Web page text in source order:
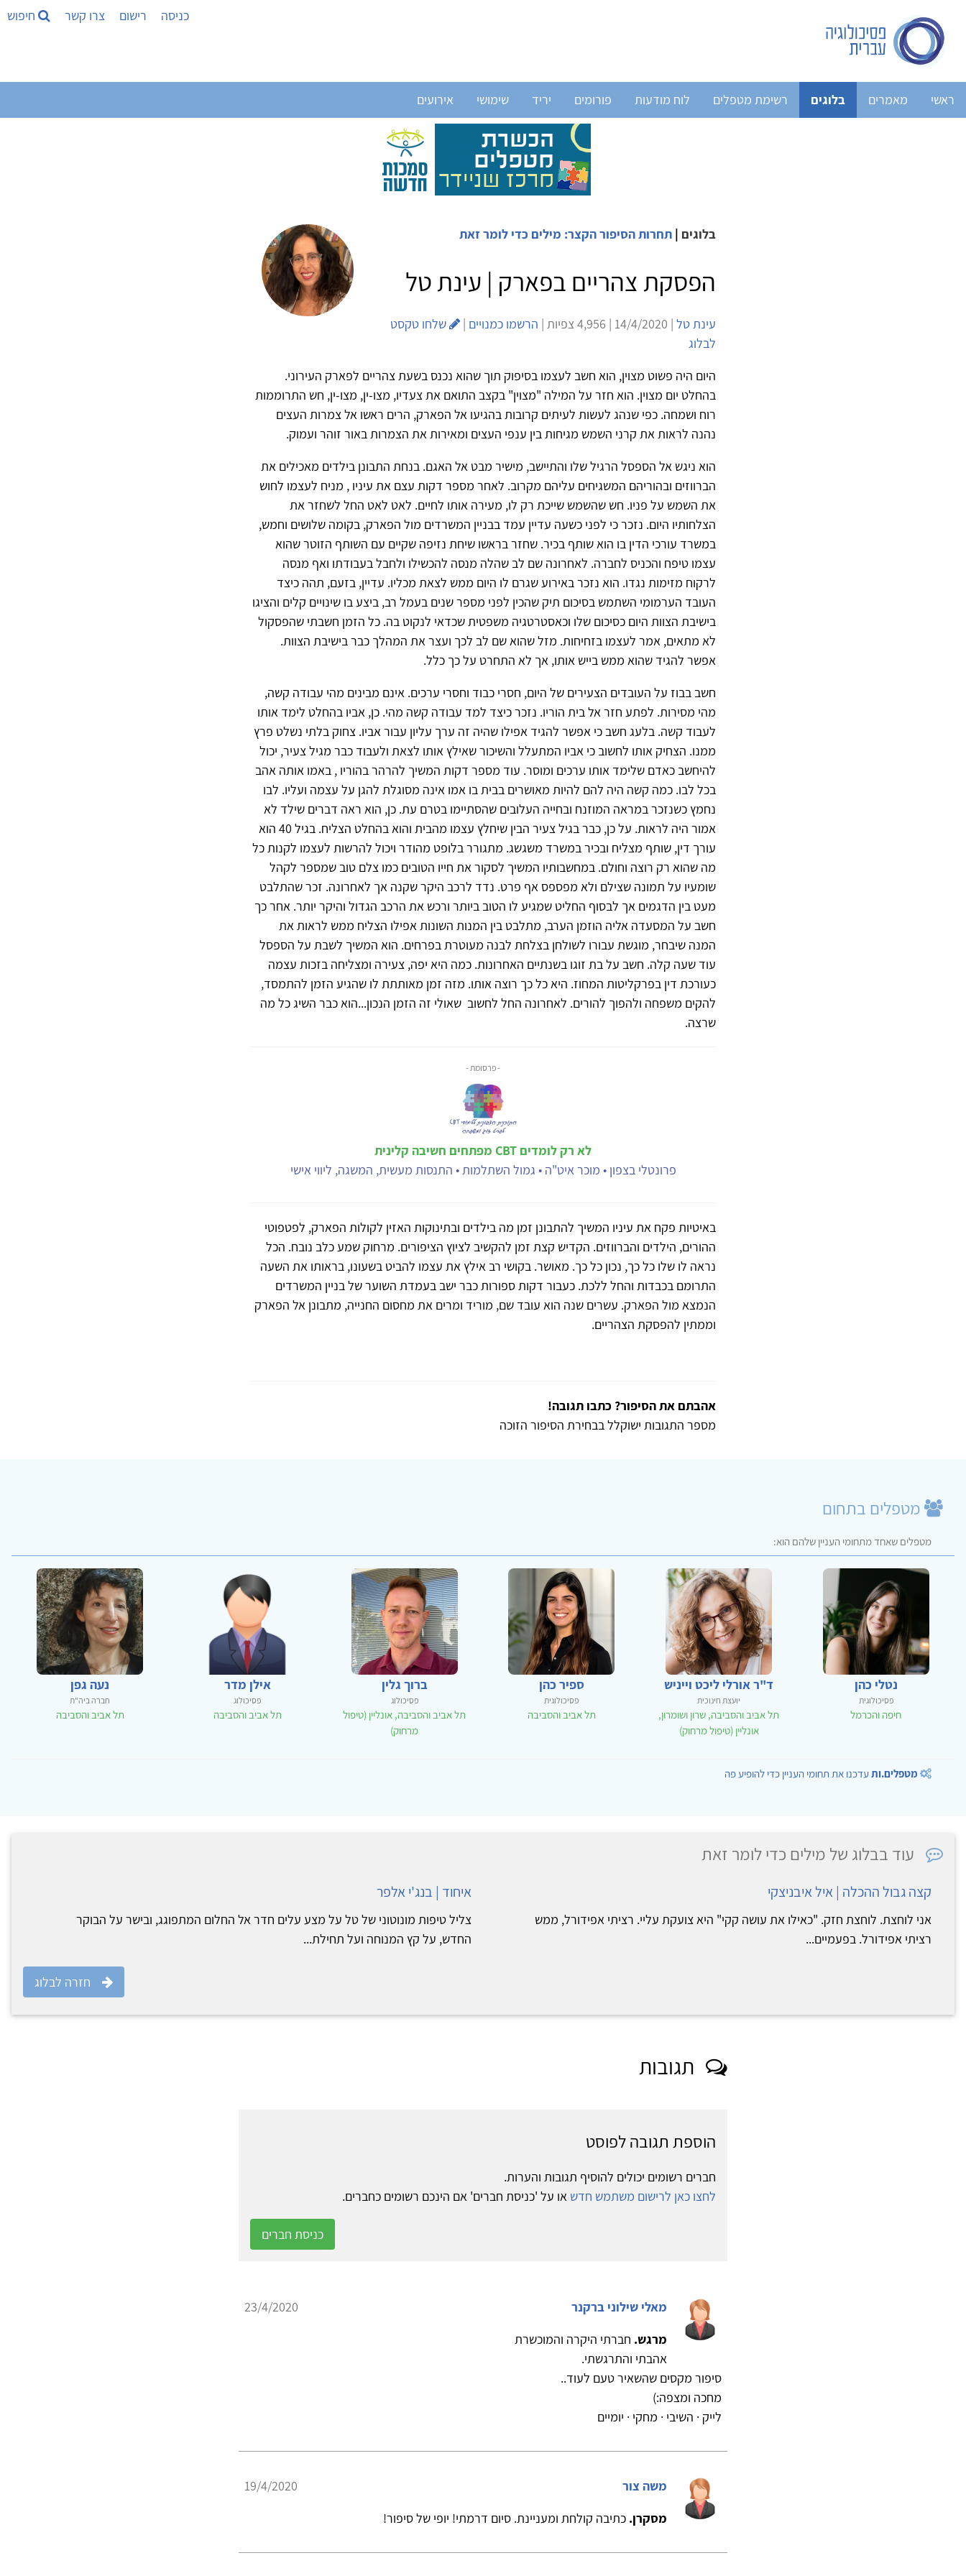
כניסה רישום צרו קשר חיפוש
ראשי מאמרים בלוגים רשימת מטפלים לוח מודעות פורומים יריד שימושי אירועים
בלוגים | תחרות הסיפור הקצר: מילים כדי לומר זאת
הפסקת צהריים בפארק | עינת טל
עינת טל | 14/4/2020 | 4,956 צפיות | הרשמו כמנויים |
שלחו טקסט
לבלוג
היום היה פשוט מצוין, הוא חשב לעצמו בסיפוק תוך שהוא נכנס בשעת צהריים לפארק העירוני.
בהחלט יום מצוין. הוא חזר על המילה "מצוין" בקצב התואם את צעדיו, מצו-ין, מצו-ין, חש התרוממות
רוח ושמחה. כפי שנהג לעשות לעיתים קרובות בהגיעו אל הפארק, הרים ראשו אל צמרות העצים
נהנה לראות את קרני השמש מגיחות בין ענפי העצים ומאירות את הצמרות באור זוהר ועמוק.
הוא ניגש אל הספסל הרגיל שלו והתיישב, מישיר מבט אל האגם. בנחת התבונן בילדים מאכילים את
הברווזים ובהוריהם המשגיחים עליהם מקרוב. לאחר מספר דקות עצם את עיניו , מניח לעצמו לחוש
את השמש על פניו. חש שהשמש שייכת רק לו, מעירה אותו לחיים. לאט לאט החל לשחזר את
הצלחותיו היום. נזכר כי לפני כשעה עדיין עמד בבניין המשרדים מול הפארק, בקומה שלושים וחמש,
במשרד עורכי הדין בו הוא שותף בכיר. שחזר בראשו שיחת נזיפה שקיים עם השותף הזוטר שהוא
עצמו טיפח והכניס לחברה. לאחרונה שם לב שהלה מנסה להכשילו ולחבל בעבודתו ואף מנסה
לרקוח מזימות נגדו. הוא נזכר באירוע שגרם לו היום ממש לצאת מכליו. עדיין, בזעם, תהה כיצד
העובד הערמומי השתמש בסיכום תיק שהכין לפני מספר שנים בעמל רב, ביצע בו שינויים קלים והציגו
בישיבת הצוות היום כסיכום שלו וכאסטרטגיה משפטית שכדאי לנקוט בה. כל הזמן חשבתי שהפסקול
לא מתאים, אמר לעצמו בזחיחות. מזל שהוא שם לב לכך ועצר את המהלך כבר בישיבת הצוות.
אפשר להגיד שהוא ממש בייש אותו, אך לא התחרט על כך כלל.
חשב בבוז על העובדים הצעירים של היום, חסרי כבוד וחסרי ערכים. אינם מבינים מהי עבודה קשה,
מהי מסירות. לפתע חזר אל בית הוריו. נזכר כיצד למד עבודה קשה מהי. כן, אביו בהחלט לימד אותו
לעבוד קשה. בלעג חשב כי אפשר להגיד אפילו שהיה זה ערך עליון עבור אביו. צחוק בלתי נשלט פרץ
ממנו. הצחיק אותו לחשוב כי אביו המתעלל והשיכור שאילץ אותו לצאת ולעבוד כבר מגיל צעיר, יכול
להיחשב כאדם שלימד אותו ערכים ומוסר. עוד מספר דקות המשיך להרהר בהוריו , באמו אותה אהב
בכל לבו. כמה קשה היה להם להיות מאושרים בבית בו אמו אינה מסוגלת להגן על עצמה ועליו. לבו
נחמץ כשנזכר במראה המוזנח ובחייה העלובים שהסתיימו בטרם עת. כן, הוא ראה דברים שילד לא
אמור היה לראות. על כן, כבר בגיל צעיר הבין שיחלץ עצמו מהבית והוא בהחלט הצליח. בגיל 40 הוא
עורך דין, שותף מצליח ובכיר במשרד משגשג. מתגורר בלופט מהודר ויכול להרשות לעצמו לקנות כל
מה שהוא רק רוצה וחולם. במחשבותיו המשיך לסקור את חייו הטובים כמו צלם טוב שמספר לקהל
שומעיו על תמונה שצילם ולא מפספס אף פרט. נדד לרכב היקר שקנה אך לאחרונה. זכר שהתלבט
מעט בין הדגמים אך לבסוף החליט שמגיע לו הטוב ביותר ורכש את הרכב הגדול והיקר יותר. אחר כך
חשב על המסעדה אליה הוזמן הערב, מתלבט בין המנות השונות אפילו הצליח ממש לראות את
המנה שיבחר, מוגשת עבורו לשולחן בצלחת לבנה מעוטרת בפרחים. הוא המשיך לשבת על הספסל
עוד שעה קלה. חשב על בת זוגו בשנתיים האחרונות. כמה היא יפה, צעירה ומצליחה בזכות עצמה
כעורכת דין בפרקליטות המחוז. היא כל כך רוצה אותו. מזה זמן מאותתת לו שהגיע הזמן להתמסד,
להקים משפחה ולהפוך להורים. לאחרונה החל לחשוב שאולי זה הזמן הנכון...הוא כבר השיג כל מה
שרצה.
- פרסומת -
לא רק לומדים CBT מפתחים חשיבה קלינית
פרונטלי בצפון • מוכר איט"ה • גמול השתלמות • התנסות מעשית, המשגה, ליווי אישי
באיטיות פקח את עיניו המשיך להתבונן זמן מה בילדים ובתינוקות האזין לקולות הפארק, לפטפוטי
ההורים, הילדים והברווזים. הקדיש קצת זמן להקשיב לציוץ הציפורים. מרחוק שמע כלב נובח. הכל
נראה לו שלו כל כך, נכון כל כך. מאושר. בקושי רב אילץ את עצמו להביט בשעונו, בראותו את השעה
התרומם בכבדות והחל ללכת. כעבור דקות ספורות כבר ישב בעמדת השוער של בניין המשרדים
הנמצא מול הפארק. עשרים שנה הוא עובד שם, מוריד ומרים את מחסום החנייה, מתבונן אל הפארק
וממתין להפסקת הצהריים.
אהבתם את הסיפור? כתבו תגובה!
מספר התגובות ישוקלל בבחירת הסיפור הזוכה
מטפלים בתחום
מטפלים שאחד מתחומי העניין שלהם הוא:
נטלי כהן
פסיכולוגית
חיפה והכרמל
ד"ר אורלי ליכט וייניש
יועצת חינוכית
תל אביב והסביבה, שרון ושומרון,
אונליין (טיפול מרחוק)
ספיר כהן
פסיכולוגית
תל אביב והסביבה
ברוך גלין
פסיכולוג
תל אביב והסביבה, אונליין (טיפול
מרחוק)
אילן מדר
פסיכולוג
תל אביב והסביבה
נעה גפן
חברה ביה"ת
תל אביב והסביבה
מטפלים.ותעדכנו את תחומי העניין כדי להופיע פה
עוד בבלוג של מילים כדי לומר זאת
קצה גבול ההכלה | איל איבניצקי
אני לוחצת. לוחצת חזק. "כאילו את עושה קקי" היא צועקת עליי. רציתי אפידורל, ממש
רציתי אפידורל. בפעמיים...
איחוד | בנג'י אלפר
צליל טיפות מונוטוני של טל על מצע עלים חדר אל החלום המתפוגג, ובישר על הבוקר
החדש, על קץ המנוחה ועל תחילת...
חזרה לבלוג
תגובות
הוספת תגובה לפוסט
חברים רשומים יכולים להוסיף תגובות והערות.
לחצו כאן לרישום משתמש חדש או על 'כניסת חברים' אם הינכם רשומים כחברים.
כניסת חברים
מאלי שילוני ברקנר
23/4/2020
מרגש. חברתי היקרה והמוכשרת
אהבתי והתרגשתי.
סיפור מקסים שהשאיר טעם לעוד..
מחכה ומצפה:)
לייק · השיבי · מחקי · יומיים
משה צור
19/4/2020
מסקרן. כתיבה קולחת ומעניינת. סיום דרמתי! יופי של סיפור!